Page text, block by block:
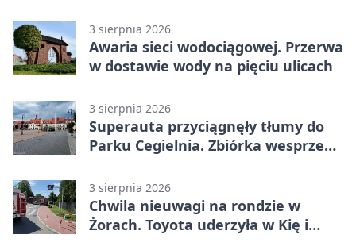
3 sierpnia 2026
Awaria sieci wodociągowej. Przerwa
w dostawie wody na pięciu ulicach
3 sierpnia 2026
Superauta przyciągnęły tłumy do
Parku Cegielnia. Zbiórka wesprze
3 sierpnia 2026
Chwila nieuwagi na rondzie w
Żorach. Toyota uderzyła w Kię i